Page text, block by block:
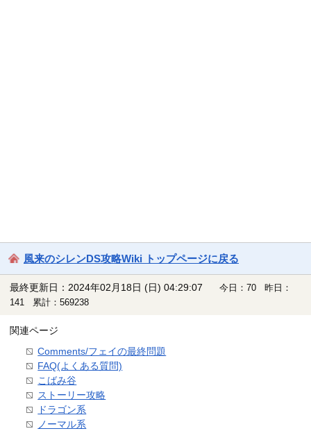
風来のシレンDS攻略Wiki トップページに戻る
最終更新日：2024年02月18日 (日) 04:29:07
今日：70 昨日：
141 累計：569238
関連ページ
Comments/フェイの最終問題
FAQ(よくある質問)
こばみ谷
ストーリー攻略
ドラゴン系
ノーマル系